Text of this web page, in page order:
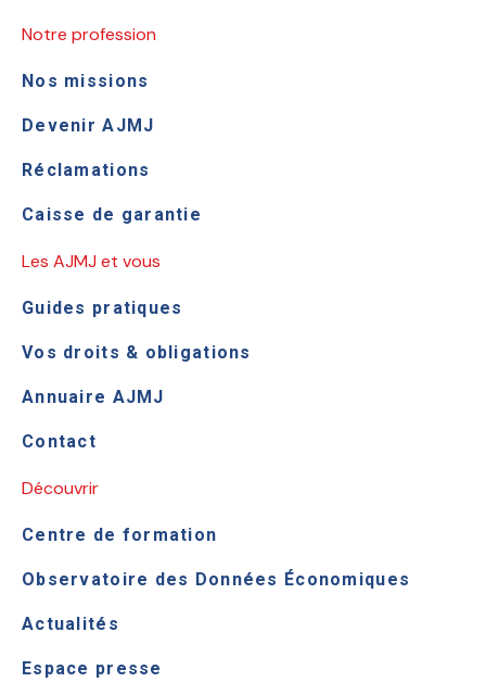
Notre profession
Nos missions
Devenir AJMJ
Réclamations
Caisse de garantie
Les AJMJ et vous
Guides pratiques
Vos droits & obligations
Annuaire AJMJ
Contact
Découvrir
Centre de formation
Observatoire des Données Économiques
Actualités
Espace presse